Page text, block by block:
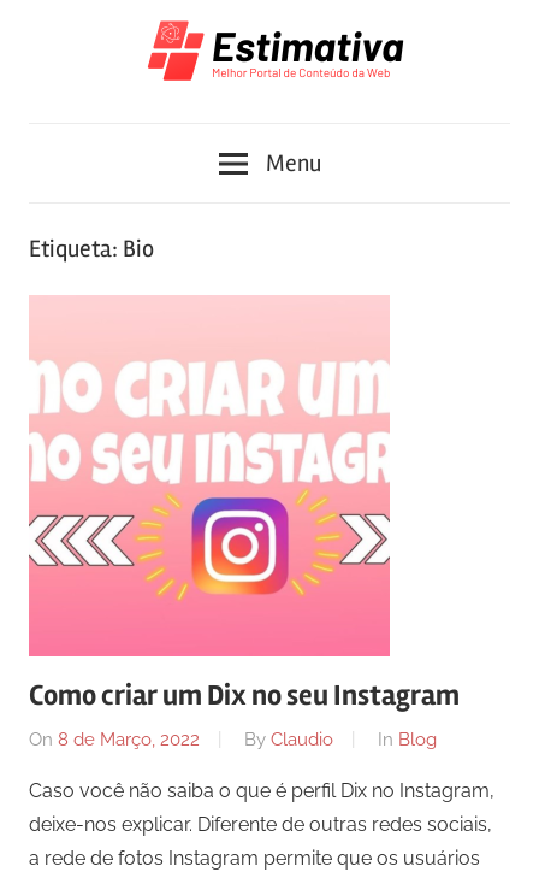
Web
2
Menu
Etiqueta: Bio
Como criar um Dix no seu Instagram
On 8 de Março, 2022 By Claudio In Blog
Caso você não saiba o que é perfil Dix no Instagram,
deixe-nos explicar. Diferente de outras redes sociais,
a rede de fotos Instagram permite que os usuários